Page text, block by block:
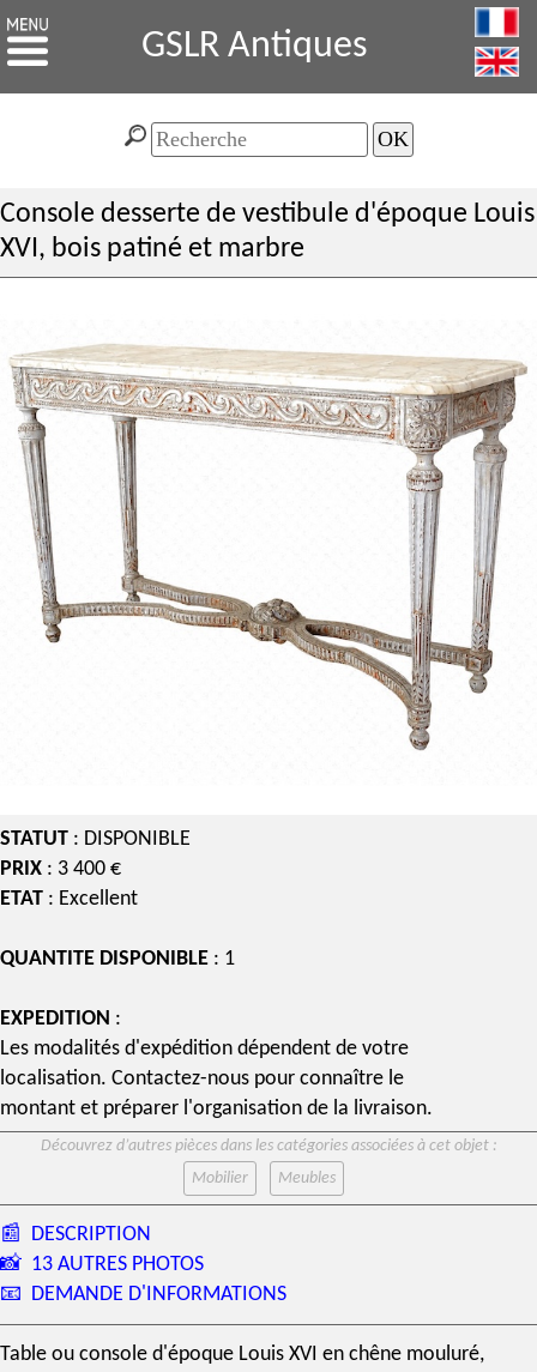
GSLR Antiques
Console desserte de vestibule d'époque Louis
XVI, bois patiné et marbre
STATUT : DISPONIBLE
PRIX : 3 400 €
ETAT : Excellent
QUANTITE DISPONIBLE : 1
EXPEDITION :
Les modalités d'expédition dépendent de votre
localisation. Contactez-nous pour connaître le
montant et préparer l'organisation de la livraison.
Découvrez d’autres pièces dans les catégories associées à cet objet :
Mobilier
Meubles
📰 DESCRIPTION
📸 13 AUTRES PHOTOS
📧 DEMANDE D'INFORMATIONS
Table ou console d'époque Louis XVI en chêne mouluré,